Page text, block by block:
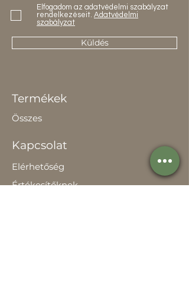
Elfogadom az adatvédelmi szabályzat
rendelkezéseit. Adatvédelmi
szabályzat
Küldés
Termékek
Összes
Kapcsolat
Elérhetőség
Értékesítőknek